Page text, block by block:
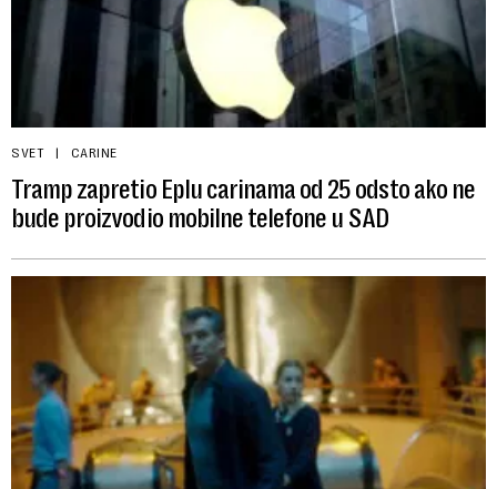
SVET CARINE
Tramp zapretio Eplu carinama od 25 odsto ako ne
bude proizvodio mobilne telefone u SAD